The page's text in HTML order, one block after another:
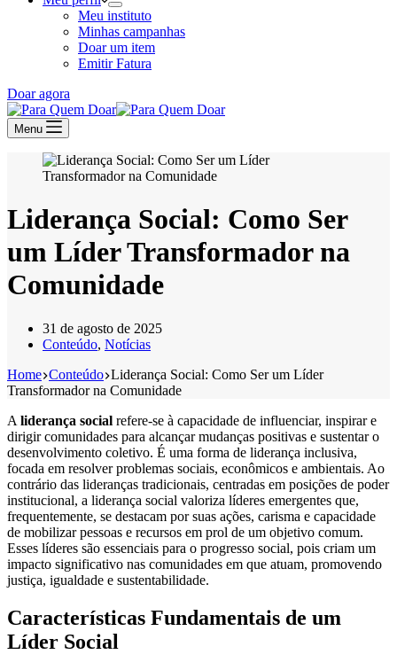
Meu instituto
Minhas campanhas
Doar um item
Emitir Fatura
Doar agora
Menu
Liderança Social: Como Ser
um Líder Transformador na
Comunidade
31 de agosto de 2025
Conteúdo, Notícias
Home Conteúdo Liderança Social: Como Ser um Líder
Transformador na Comunidade
A liderança social refere-se à capacidade de influenciar, inspirar e
dirigir comunidades para alcançar mudanças positivas e sustentar o
desenvolvimento coletivo. É uma forma de liderança inclusiva,
focada em resolver problemas sociais, econômicos e ambientais. Ao
contrário das lideranças tradicionais, centradas em posições de poder
institucional, a liderança social valoriza líderes emergentes que,
frequentemente, se destacam por suas ações, carisma e capacidade
de mobilizar pessoas e recursos em prol de um objetivo comum.
Esses líderes são essenciais para o progresso social, pois criam um
impacto significativo nas comunidades em que atuam, promovendo
justiça, igualdade e sustentabilidade.
Características Fundamentais de um
Líder Social